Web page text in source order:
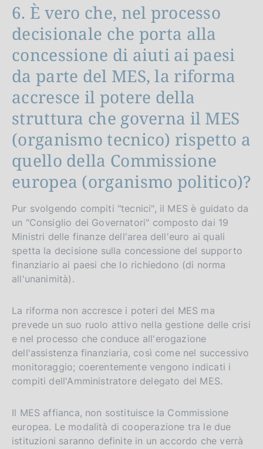
6. È vero che, nel processo
decisionale che porta alla
concessione di aiuti ai paesi
da parte del MES, la riforma
accresce il potere della
struttura che governa il MES
(organismo tecnico) rispetto a
quello della Commissione
europea (organismo politico)?
Pur svolgendo compiti "tecnici", il MES è guidato da
un "Consiglio dei Governatori" composto dai 19
Ministri delle finanze dell'area dell'euro ai quali
spetta la decisione sulla concessione del supporto
finanziario ai paesi che lo richiedono (di norma
all'unanimità).
La riforma non accresce i poteri del MES ma
prevede un suo ruolo attivo nella gestione delle crisi
e nel processo che conduce all'erogazione
dell'assistenza finanziaria, così come nel successivo
monitoraggio; coerentemente vengono indicati i
compiti dell'Amministratore delegato del MES.
Il MES affianca, non sostituisce la Commissione
europea. Le modalità di cooperazione tra le due
istituzioni saranno definite in un accordo che verrà